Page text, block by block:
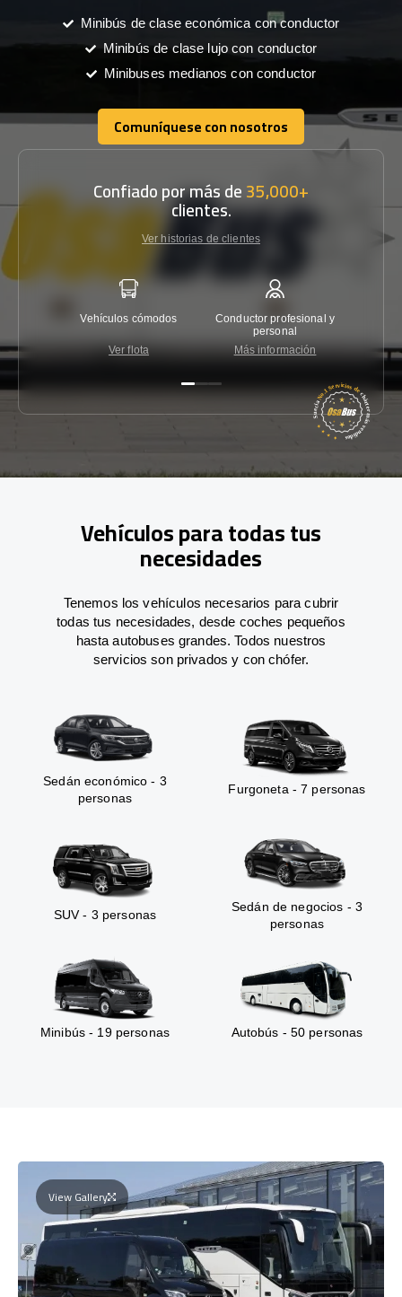
Minibús de clase económica con conductor
Minibús de clase lujo con conductor
Minibuses medianos con conductor
Comuníquese con nosotros
Comuníquese con nosotros
Confiado por más de35,000+
clientes.
Ver historias de clientes
Vehículos cómodos
Ver flota
Conductor profesional y
personal
Más información
Vehículos para todas tus
necesidades
Tenemos los vehículos necesarios para cubrir
todas tus necesidades, desde coches pequeños
hasta autobuses grandes. Todos nuestros
servicios son privados y con chófer.
Sedán económico - 3
personas
Furgoneta - 7 personas
SUV - 3 personas
Sedán de negocios - 3
personas
Minibús - 19 personas Autobús - 50 personas
View Gallery